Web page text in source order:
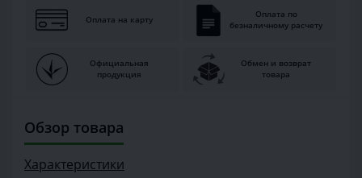
Оплата на карту
Оплата по
безналичному расчету
Официальная
продукция
Обмен и возврат
товара
Обзор товара
Характеристики